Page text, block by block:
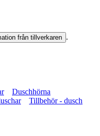
från tillverkaren .
Duschhörna
Tillbehör - dusch